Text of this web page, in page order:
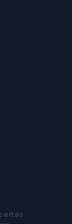
quem
espuma,